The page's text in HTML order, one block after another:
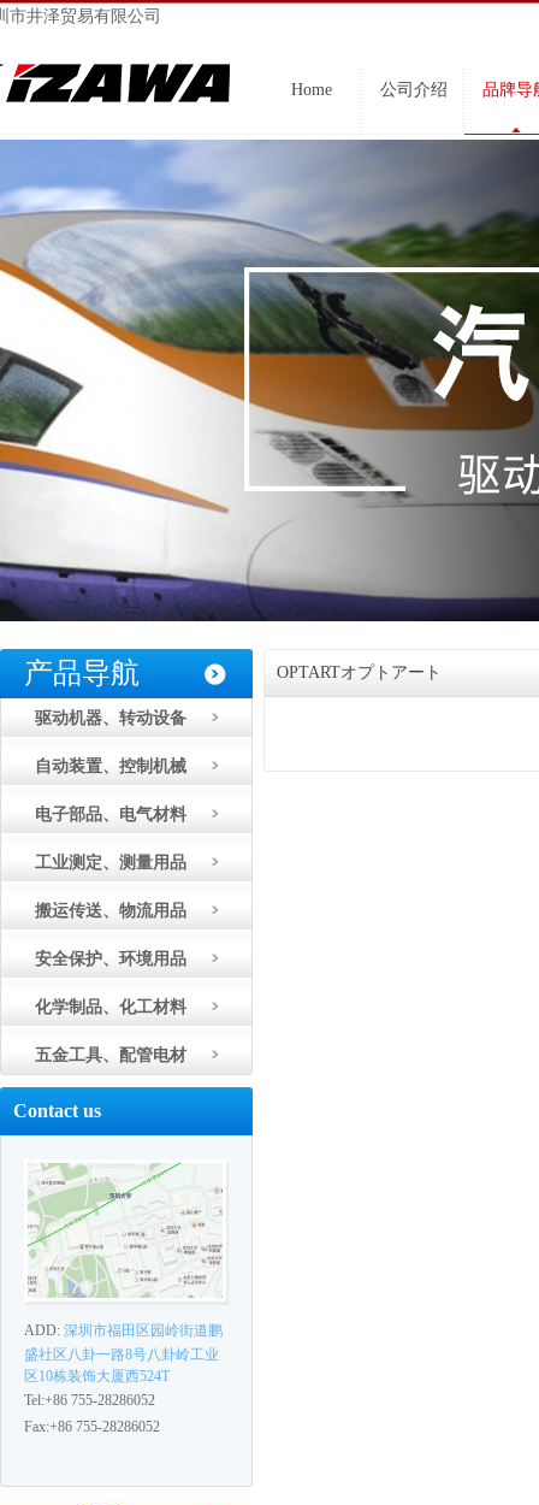
市井泽贸易有限公司
Home 公司介绍 品牌导
产品导航
驱动机器、转动设备
自动装置、控制机械
电子部品、电气材料
工业测定、测量用品
搬运传送、物流用品
安全保护、环境用品
化学制品、化工材料
五金工具、配管电材
Contact us
ADD: 深圳市福田区园岭街道鹏
盛社区八卦一路8号八卦岭工业
区10栋装饰大厦西524T
Tel:+86 755-28286052
Fax:+86 755-28286052
OPTARTオプトアート